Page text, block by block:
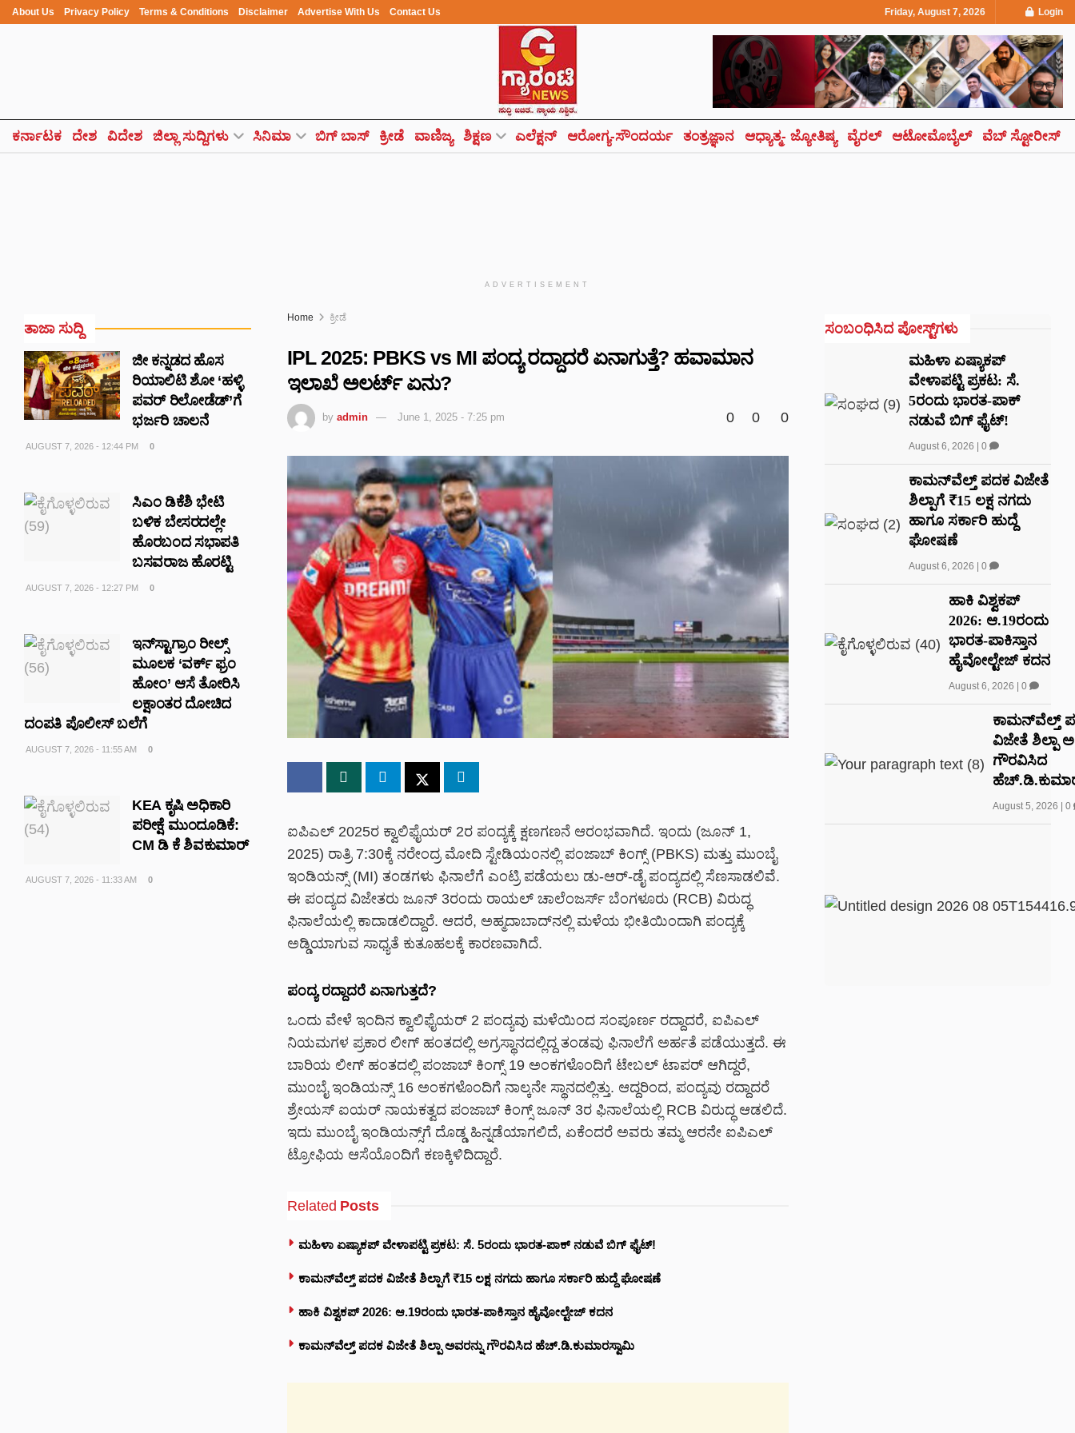
About Us Privacy Policy Terms & Conditions Disclaimer Advertise With Us Contact Us Friday, August 7, 2026 Login
ಕರ್ನಾಟಕ ದೇಶ ವಿದೇಶ ಜಿಲ್ಲಾ ಸುದ್ದಿಗಳು ಸಿನಿಮಾ ಬಿಗ್ ಬಾಸ್ ಕ್ರೀಡೆ ವಾಣಿಜ್ಯ ಶಿಕ್ಷಣ ಎಲೆಕ್ಷನ್ ಆರೋಗ್ಯ-ಸೌಂದರ್ಯ ತಂತ್ರಜ್ಞಾನ ಆಧ್ಯಾತ್ಮ- ಜ್ಯೋತಿಷ್ಯ ವೈರಲ್ ಆಟೋಮೊಬೈಲ್ ವೆಬ್ ಸ್ಟೋರೀಸ್
ADVERTISEMENT
Home ಕ್ರೀಡೆ
IPL 2025: PBKS vs MI ಪಂದ್ಯ ರದ್ದಾದರೆ ಏನಾಗುತ್ತೆ? ಹವಾಮಾನ
ಇಲಾಖೆ ಅಲರ್ಟ್ ಏನು?
by admin June 1, 2025 - 7:25 pm 0 0 0
ಐಪಿಎಲ್ 2025ರ ಕ್ವಾಲಿಫೈಯರ್ 2ರ ಪಂದ್ಯಕ್ಕೆ ಕ್ಷಣಗಣನೆ ಆರಂಭವಾಗಿದೆ. ಇಂದು (ಜೂನ್ 1,
2025) ರಾತ್ರಿ 7:30ಕ್ಕೆ ನರೇಂದ್ರ ಮೋದಿ ಸ್ಟೇಡಿಯಂನಲ್ಲಿ ಪಂಜಾಬ್ ಕಿಂಗ್ಸ್ (PBKS) ಮತ್ತು ಮುಂಬೈ
ಇಂಡಿಯನ್ಸ್ (MI) ತಂಡಗಳು ಫಿನಾಲೆಗೆ ಎಂಟ್ರಿ ಪಡೆಯಲು ಡು-ಆರ್-ಡೈ ಪಂದ್ಯದಲ್ಲಿ ಸೆಣಸಾಡಲಿವೆ.
ಈ ಪಂದ್ಯದ ವಿಜೇತರು ಜೂನ್ 3ರಂದು ರಾಯಲ್ ಚಾಲೆಂಜರ್ಸ್ ಬೆಂಗಳೂರು (RCB) ವಿರುದ್ಧ
ಫಿನಾಲೆಯಲ್ಲಿ ಕಾದಾಡಲಿದ್ದಾರೆ. ಆದರೆ, ಅಹ್ಮದಾಬಾದ್‌ನಲ್ಲಿ ಮಳೆಯ ಭೀತಿಯಿಂದಾಗಿ ಪಂದ್ಯಕ್ಕೆ
ಅಡ್ಡಿಯಾಗುವ ಸಾಧ್ಯತೆ ಕುತೂಹಲಕ್ಕೆ ಕಾರಣವಾಗಿದೆ.
ಪಂದ್ಯ ರದ್ದಾದರೆ ಏನಾಗುತ್ತದೆ?
ಒಂದು ವೇಳೆ ಇಂದಿನ ಕ್ವಾಲಿಫೈಯರ್ 2 ಪಂದ್ಯವು ಮಳೆಯಿಂದ ಸಂಪೂರ್ಣ ರದ್ದಾದರೆ, ಐಪಿಎಲ್
ನಿಯಮಗಳ ಪ್ರಕಾರ ಲೀಗ್ ಹಂತದಲ್ಲಿ ಅಗ್ರಸ್ಥಾನದಲ್ಲಿದ್ದ ತಂಡವು ಫಿನಾಲೆಗೆ ಅರ್ಹತೆ ಪಡೆಯುತ್ತದೆ. ಈ
ಬಾರಿಯ ಲೀಗ್ ಹಂತದಲ್ಲಿ ಪಂಜಾಬ್ ಕಿಂಗ್ಸ್ 19 ಅಂಕಗಳೊಂದಿಗೆ ಟೇಬಲ್ ಟಾಪರ್‌ ಆಗಿದ್ದರೆ,
ಮುಂಬೈ ಇಂಡಿಯನ್ಸ್ 16 ಅಂಕಗಳೊಂದಿಗೆ ನಾಲ್ಕನೇ ಸ್ಥಾನದಲ್ಲಿತ್ತು. ಆದ್ದರಿಂದ, ಪಂದ್ಯವು ರದ್ದಾದರೆ
ಶ್ರೇಯಸ್ ಐಯರ್ ನಾಯಕತ್ವದ ಪಂಜಾಬ್ ಕಿಂಗ್ಸ್ ಜೂನ್ 3ರ ಫಿನಾಲೆಯಲ್ಲಿ RCB ವಿರುದ್ಧ ಆಡಲಿದೆ.
ಇದು ಮುಂಬೈ ಇಂಡಿಯನ್ಸ್‌ಗೆ ದೊಡ್ಡ ಹಿನ್ನಡೆಯಾಗಲಿದೆ, ಏಕೆಂದರೆ ಅವರು ತಮ್ಮ ಆರನೇ ಐಪಿಎಲ್
ಟ್ರೋಫಿಯ ಆಸೆಯೊಂದಿಗೆ ಕಣಕ್ಕಿಳಿದಿದ್ದಾರೆ.
Related Posts
ಮಹಿಳಾ ಏಷ್ಯಾಕಪ್ ವೇಳಾಪಟ್ಟಿ ಪ್ರಕಟ: ಸೆ. 5ರಂದು ಭಾರತ-ಪಾಕ್‌ ನಡುವೆ ಬಿಗ್ ಫೈಟ್!
ಕಾಮನ್‌ವೆಲ್ತ್ ಪದಕ ವಿಜೇತೆ ಶಿಲ್ಪಾಗೆ ₹15 ಲಕ್ಷ ನಗದು ಹಾಗೂ ಸರ್ಕಾರಿ ಹುದ್ದೆ ಘೋಷಣೆ
ಹಾಕಿ ವಿಶ್ವಕಪ್ 2026: ಆ.19ರಂದು ಭಾರತ-ಪಾಕಿಸ್ತಾನ ಹೈವೋಲ್ಟೇಜ್ ಕದನ
ಕಾಮನ್‌ವೆಲ್ತ್ ಪದಕ ವಿಜೇತೆ ಶಿಲ್ಪಾ ಅವರನ್ನು ಗೌರವಿಸಿದ ಹೆಚ್.ಡಿ.ಕುಮಾರಸ್ವಾಮಿ
ತಾಜಾ ಸುದ್ದಿ
ಜೀ ಕನ್ನಡದ ಹೊಸ
ರಿಯಾಲಿಟಿ ಶೋ ‘ಹಳ್ಳಿ
ಪವರ್ ರಿಲೋಡೆಡ್’ಗೆ
ಭರ್ಜರಿ ಚಾಲನೆ
AUGUST 7, 2026 - 12:44 PM 0
ಸಿಎಂ ಡಿಕೆಶಿ ಭೇಟಿ
ಬಳಿಕ ಬೇಸರದಲ್ಲೇ
ಹೊರಬಂದ ಸಭಾಪತಿ
ಬಸವರಾಜ ಹೊರಟ್ಟಿ
AUGUST 7, 2026 - 12:27 PM 0
ಇನ್‌ಸ್ಟಾಗ್ರಾಂ ರೀಲ್ಸ್‌
ಮೂಲಕ ‘ವರ್ಕ್ ಫ್ರಂ
ಹೋಂ’ ಆಸೆ ತೋರಿಸಿ
ಲಕ್ಷಾಂತರ ದೋಚಿದ
ದಂಪತಿ ಪೊಲೀಸ್ ಬಲೆಗೆ
AUGUST 7, 2026 - 11:55 AM 0
KEA ಕೃಷಿ ಅಧಿಕಾರಿ
ಪರೀಕ್ಷೆ ಮುಂದೂಡಿಕೆ:
CM ಡಿ ಕೆ ಶಿವಕುಮಾರ್
AUGUST 7, 2026 - 11:33 AM 0
ಸಂಬಂಧಿಸಿದ ಪೋಸ್ಟ್‌ಗಳು
ಮಹಿಳಾ ಏಷ್ಯಾಕಪ್
ವೇಳಾಪಟ್ಟಿ ಪ್ರಕಟ: ಸೆ.
5ರಂದು ಭಾರತ-ಪಾಕ್‌
ನಡುವೆ ಬಿಗ್ ಫೈಟ್!
August 6, 2026 0
ಕಾಮನ್‌ವೆಲ್ತ್ ಪದಕ ವಿಜೇತೆ
ಶಿಲ್ಪಾಗೆ ₹15 ಲಕ್ಷ ನಗದು
ಹಾಗೂ ಸರ್ಕಾರಿ ಹುದ್ದೆ
ಘೋಷಣೆ
August 6, 2026 0
ಹಾಕಿ ವಿಶ್ವಕಪ್
2026: ಆ.19ರಂದು
ಭಾರತ-ಪಾಕಿಸ್ತಾನ
ಹೈವೋಲ್ಟೇಜ್ ಕದನ
August 6, 2026 0
ಕಾಮನ್‌ವೆಲ್ತ್
ವಿಜೇತೆ ಶಿಲ್ಪಾ
ಗೌರವಿಸಿದ
August 5, 2026 0